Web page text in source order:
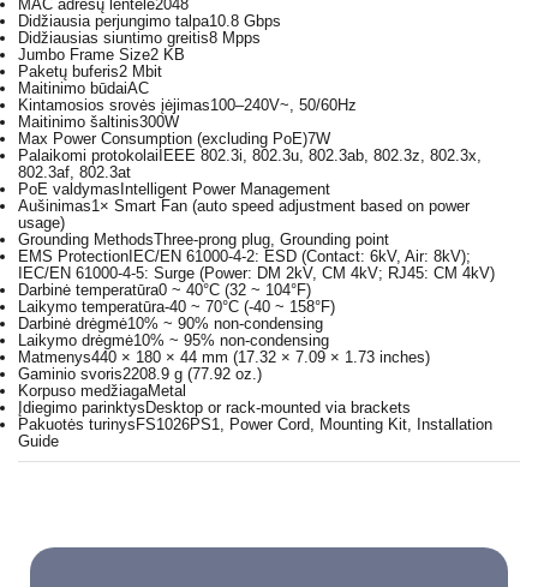
MAC adresų lentelė2048
Didžiausia perjungimo talpa10.8 Gbps
Didžiausias siuntimo greitis8 Mpps
Jumbo Frame Size2 KB
Paketų buferis2 Mbit
Maitinimo būdaiAC
Kintamosios srovės įėjimas100–240V~, 50/60Hz
Maitinimo šaltinis300W
Max Power Consumption (excluding PoE)7W
Palaikomi protokolai IEEE 802.3i, 802.3u, 802.3ab, 802.3z, 802.3x,
802.3af, 802.3at
PoE valdymas Intelligent Power Management
Aušinimas1× Smart Fan (auto speed adjustment based on power
usage)
Grounding MethodsThree-prong plug, Grounding point
EMS Protection IEC/EN 61000-4-2: ESD (Contact: 6kV, Air: 8kV);
IEC/EN 61000-4-5: Surge (Power: DM 2kV, CM 4kV; RJ45: CM 4kV)
Darbinė temperatūra0 ~ 40°C (32 ~ 104°F)
Laikymo temperatūra-40 ~ 70°C (-40 ~ 158°F)
Darbinė drėgmė10% ~ 90% non-condensing
Laikymo drėgmė10% ~ 95% non-condensing
Matmenys440 × 180 × 44 mm (17.32 × 7.09 × 1.73 inches)
Gaminio svoris2208.9 g (77.92 oz.)
Korpuso medžiagaMetal
Įdiegimo parinktys Desktop or rack-mounted via brackets
Pakuotės turinys FS1026PS1, Power Cord, Mounting Kit, Installation
Guide